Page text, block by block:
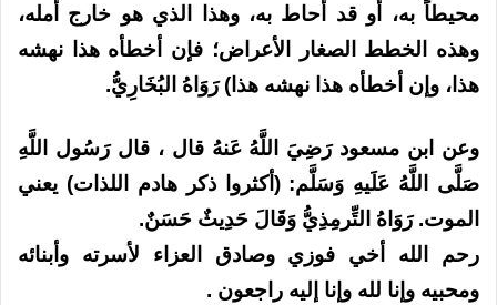
محيطاً به، أو قد أحاط به، وهذا الذي هو خارج أمله،
وهذه الخطط الصغار الأعراض؛ فإن أخطأه هذا نهشه
هذا، وإن أخطأه هذا نهشه هذا) رَوَاهُ البُخَارِيُّ.
وعن ابن مسعود رَضِيَ اللَّهُ عَنهُ قال ، قال رَسُول اللَّهِ
صَلَّى اللَّهُ عَلَيهِ وَسَلَّم: (أكثروا ذكر هادم اللذات) يعني
الموت. رَوَاهُ التِّرمِذِيُّ وَقَالَ حَدِيثٌ حَسَنٌ.
رحم الله أخي فوزي وصادق العزاء لأسرته وأبنائه
ومحبيه وإنا لله وإنا إليه راجعون .